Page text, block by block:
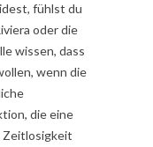
fühlst du
oder die
wissen, dass
wenn die
die eine
Zeitlosigkeit